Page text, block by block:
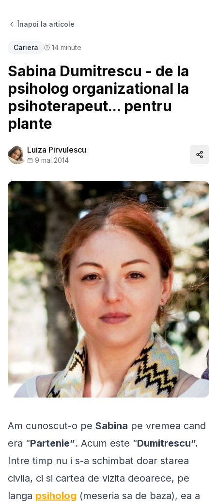
Înapoi la articole
Cariera 14 minute
Sabina Dumitrescu - de la
psiholog organizational la
psihoterapeut... pentru
plante
Luiza Pirvulescu
9 mai 2014
Am cunoscut-o pe Sabina pe vremea cand
era “Partenie”. Acum este “Dumitrescu”.
Intre timp nu i s-a schimbat doar starea
civila, ci si cartea de vizita deoarece, pe
langa psiholog (meseria sa de baza), ea a